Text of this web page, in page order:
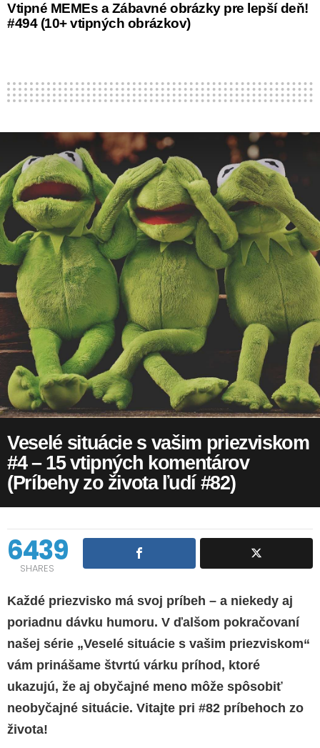
Vtipné MEMEs a Zábavné obrázky pre lepší deň!
#494 (10+ vtipných obrázkov)
Veselé situácie s vašim priezviskom
#4 – 15 vtipných komentárov
(Príbehy zo života ľudí #82)
6439
SHARES
Každé priezvisko má svoj príbeh – a niekedy aj
poriadnu dávku humoru. V ďalšom pokračovaní
našej série „Veselé situácie s vašim priezviskom“
vám prinášame štvrtú várku príhod, ktoré
ukazujú, že aj obyčajné meno môže spôsobiť
neobyčajné situácie. Vitajte pri #82 príbehoch zo
života!